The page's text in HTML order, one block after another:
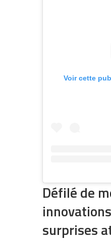
Voir cette
Défilé de
surprises